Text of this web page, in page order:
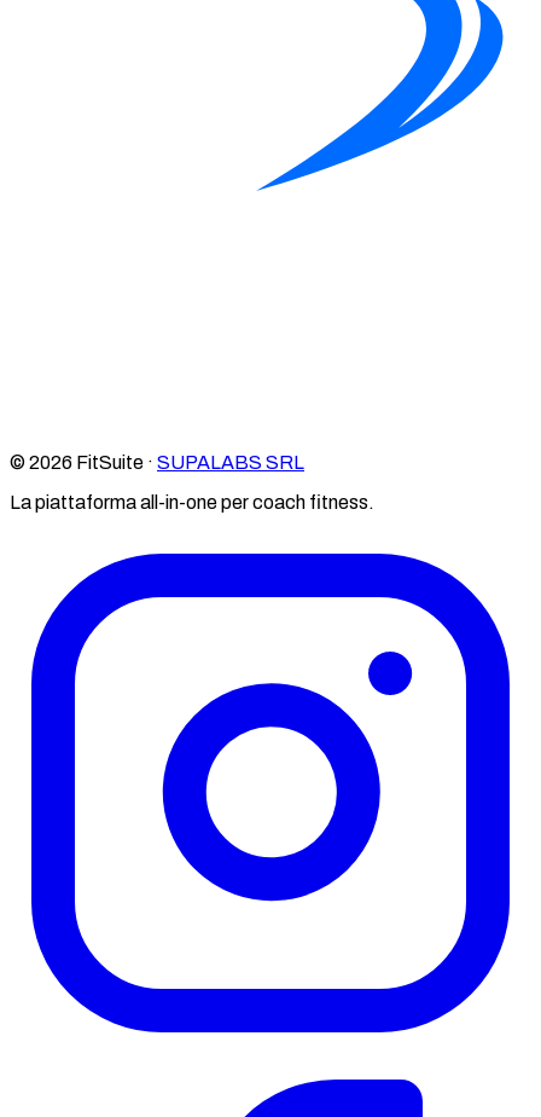
© 2026 FitSuite · SUPALABS SRL
La piattaforma all-in-one per coach fitness.